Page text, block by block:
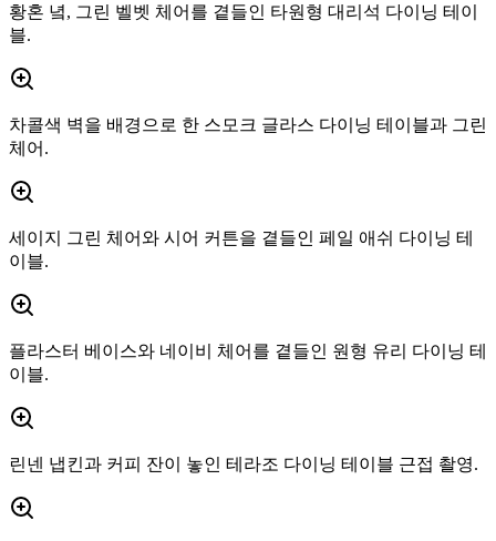
황혼 녘, 그린 벨벳 체어를 곁들인 타원형 대리석 다이닝 테이
블.
차콜색 벽을 배경으로 한 스모크 글라스 다이닝 테이블과 그린
체어.
세이지 그린 체어와 시어 커튼을 곁들인 페일 애쉬 다이닝 테
이블.
플라스터 베이스와 네이비 체어를 곁들인 원형 유리 다이닝 테
이블.
린넨 냅킨과 커피 잔이 놓인 테라조 다이닝 테이블 근접 촬영.